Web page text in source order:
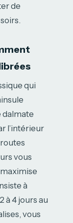
de
qui
dalmate
l’intérieur
vous
à
à 4 jours au
vous